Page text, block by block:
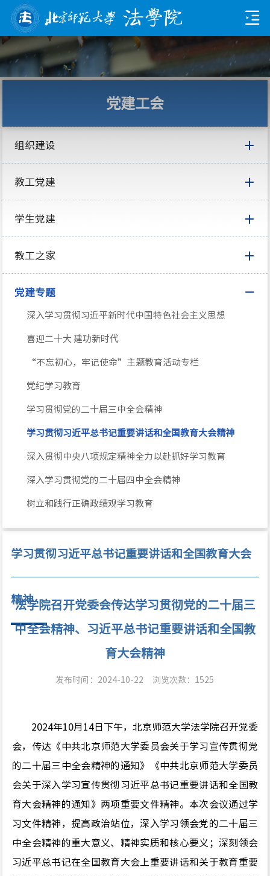
党建工会
组织建设
教工党建
学生党建
教工之家
党建专题
深入学习贯彻习近平新时代中国特色社会主义思想
喜迎二十大 建功新时代
“不忘初心，牢记使命”主题教育活动专栏
党纪学习教育
学习贯彻党的二十届三中全会精神
学习贯彻习近平总书记重要讲话和全国教育大会精神
深入贯彻中央八项规定精神全力以赴抓好学习教育
深入学习贯彻党的二十届四中全会精神
树立和践行正确政绩观学习教育
学习贯彻习近平总书记重要讲话和全国教育大会
精神
法学院召开党委会传达学习贯彻党的二十届三
中全会精神、习近平总书记重要讲话和全国教
育大会精神
发布时间：2024-10-22 浏览次数： 1525
2024年10月14日 下午，北京师范大学法学院召开党委
会，传达《中共北京师范大学委员会关于学习宣传贯彻党
的二十届三中全会精神的通知》《中共北京师范大学委员
会关于深入学习宣传贯彻习近平总书记重要讲话和全国教
育大会精神的通知》两项重要文件精神。本次会议通过学
习文件精神，提高政治站位，深入学习领会党的二十届三
中全会精神的重大意义、精神实质和核心要义；深刻领会
习近平总书记在全国教育大会上重要讲话和关于教育重要